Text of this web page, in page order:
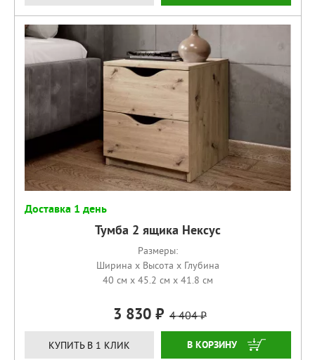
Доставка 1 день
Тумба 2 ящика Нексус
Размеры:
Ширина x Высота x Глубина
40 см x 45.2 см x 41.8 см
3 830 4 404
КУПИТЬ В 1 КЛИК КУПИТЬ